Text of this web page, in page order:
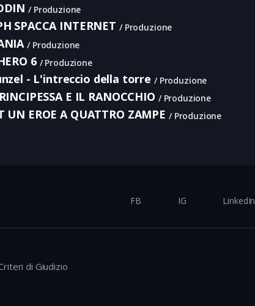
Produzione
SPACCA INTERNET Produzione
Produzione
6 Produzione
- L'intreccio della torre Produzione
E IL RANOCCHIO Produzione
UN EROE A QUATTRO ZAMPE Produzione
FB IG LinkedIn
di Giudizio